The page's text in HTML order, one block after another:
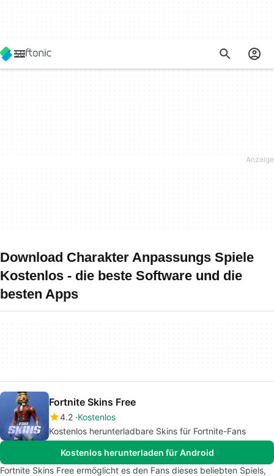
Download Charakter Anpassungs Spiele
Kostenlos - die beste Software und die
besten Apps
Fortnite Skins Free
4.2 Kostenlos
Kostenlos herunterladbare Skins für Fortnite-Fans
Kostenlos herunterladen für Android
Fortnite Skins Free ermöglicht es den Fans dieses beliebten Spiels,